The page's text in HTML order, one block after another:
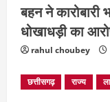
बहन ने कारोबारी
धोखाधड़ी का
rahul choubey
छत्तीसगढ़ राज्य